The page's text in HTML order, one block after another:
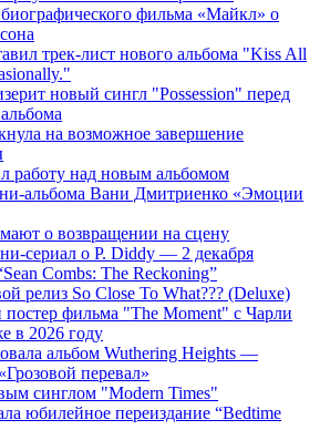
фильма «Майкл» о
трек-лист нового альбома "Kiss All
новый сингл "Possession" перед
на возможное завершение
работу над новым альбомом
альбома Вани Дмитриенко «Эмоции
о возвращении на сцену
сериал о P. Diddy — 2 декабря
Combs: The Reckoning”
релиз So Close To What??? (Deluxe)
фильма "The Moment" с Чарли
в 2026 году
альбом Wuthering Heights —
перевал»
синглом "Modern Times"
юбилейное переиздание “Bedtime